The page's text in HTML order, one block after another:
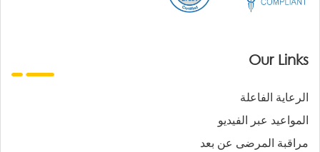
Our Links
الرعاية الفاعلة
المواعيد عبر الفيديو
مراقبة المرضى عن بعد